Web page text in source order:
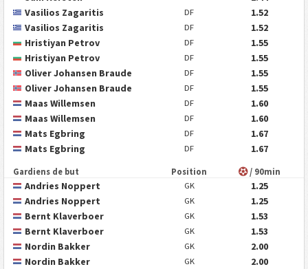
Vasilios Zagaritis
DF
1.52
Vasilios Zagaritis
DF
1.52
Hristiyan Petrov
DF
1.55
Hristiyan Petrov
DF
1.55
Oliver Johansen Braude
DF
1.55
Oliver Johansen Braude
DF
1.55
Maas Willemsen
DF
1.60
Maas Willemsen
DF
1.60
Mats Egbring
DF
1.67
Mats Egbring
DF 1.67
Gardiens de but Position / 90min
Andries Noppert GK
1.25
Andries Noppert
GK
1.25
Bernt Klaverboer
GK
1.53
Bernt Klaverboer
GK
1.53
Nordin Bakker
GK
2.00
Nordin Bakker
GK 2.00